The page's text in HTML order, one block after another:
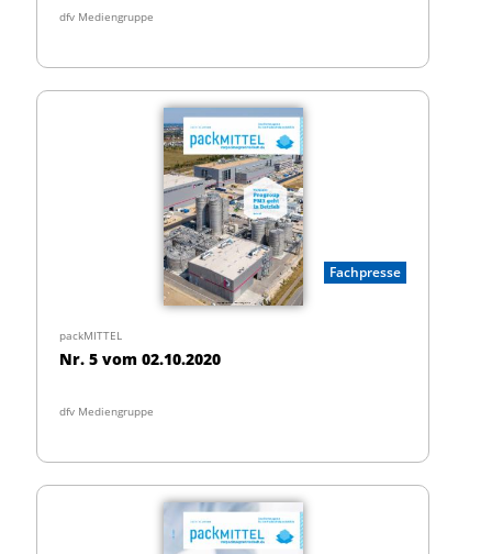
dfv Mediengruppe
Fachpresse
packMITTEL
Nr. 5 vom 02.10.2020
dfv Mediengruppe